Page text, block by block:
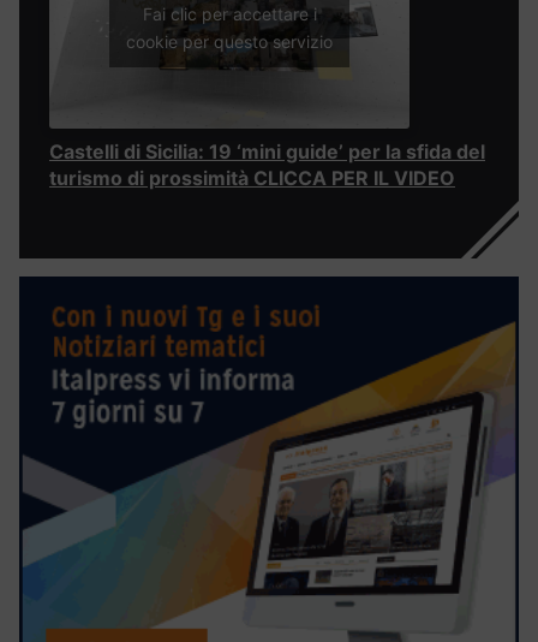
Fai clic per accettare i
cookie per questo servizio
Castelli di Sicilia: 19 ‘mini guide’ per la sfida del
turismo di prossimità CLICCA PER IL VIDEO